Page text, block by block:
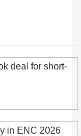
deal for short-
in ENC 2026